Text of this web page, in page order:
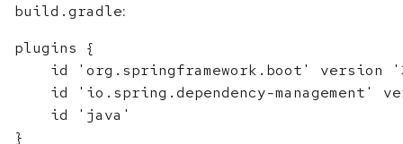
build.gradle:
plugins {
id 'org.springframework.boot' version
id 'io.spring.dependency-management'
    id 'java'